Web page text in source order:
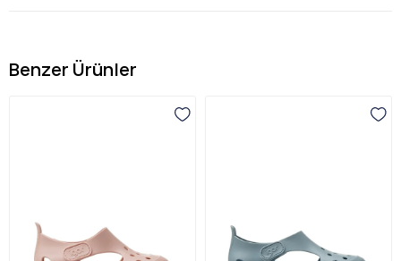
Benzer Ürünler